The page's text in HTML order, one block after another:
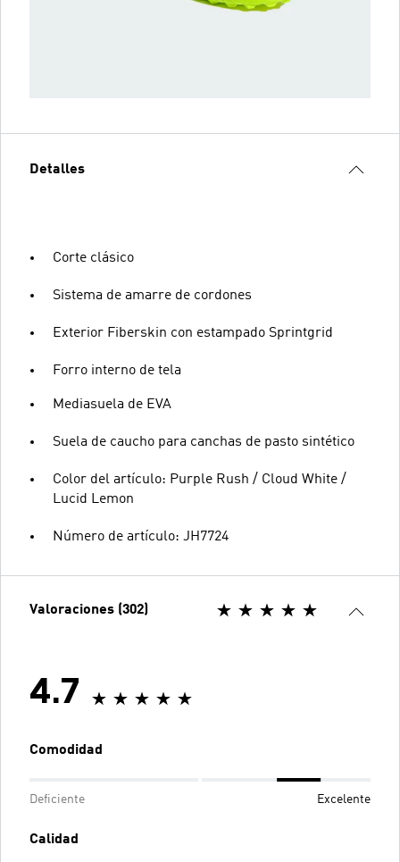
Detalles
Corte clásico
Sistema de amarre de cordones
Exterior Fiberskin con estampado Sprintgrid
Forro interno de tela
Mediasuela de EVA
Suela de caucho para canchas de pasto sintético
Color del artículo: Purple Rush / Cloud White /
Lucid Lemon
Número de artículo: JH7724
Valoraciones (302)
4.7
Comodidad
Deficiente Excelente
Calidad